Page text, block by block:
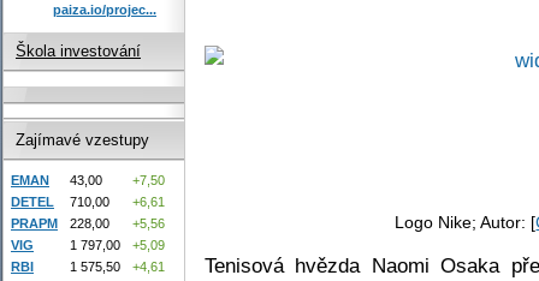
Logo Nike; Autor: [
Tenisová hvězda Naomi Osaka
paiza.io/projec...
Škola investování
Zajímavé vzestupy
EMAN 43,00
+7,50
DETEL
710,00
+6,61
PRAPM
228,00
+5,56
VIG
1 797,00
+5,09
RBI
1 575,50 +4,61